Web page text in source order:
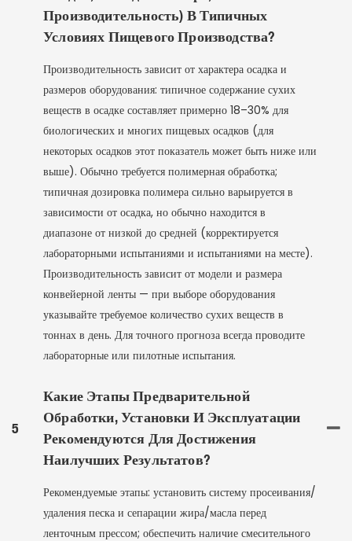
Производительность) В Типичных
Условиях Пищевого Производства?
Производительность зависит от характера осадка и
размеров оборудования: типичное содержание сухих
веществ в осадке составляет примерно 18–30% для
биологических и многих пищевых осадков (для
некоторых осадков этот показатель может быть ниже или
выше). Обычно требуется полимерная обработка;
типичная дозировка полимера сильно варьируется в
зависимости от осадка, но обычно находится в
диапазоне от низкой до средней (корректируется
лабораторными испытаниями и испытаниями на месте).
Производительность зависит от модели и размера
конвейерной ленты — при выборе оборудования
указывайте требуемое количество сухих веществ в
тоннах в день. Для точного прогноза всегда проводите
лабораторные или пилотные испытания.
5
Какие Этапы Предварительной
Обработки, Установки И Эксплуатации
Рекомендуются Для Достижения
Наилучших Результатов?
Рекомендуемые этапы: установить систему просеивания/
удаления песка и сепарации жира/масла перед
ленточным прессом; обеспечить наличие смесительного